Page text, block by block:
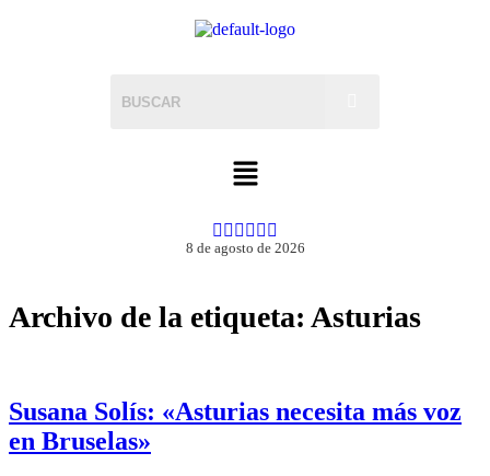
8 de agosto de 2026
Archivo de la etiqueta: Asturias
Susana Solís: «Asturias necesita más voz
en Bruselas»